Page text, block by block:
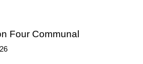
Four Communal